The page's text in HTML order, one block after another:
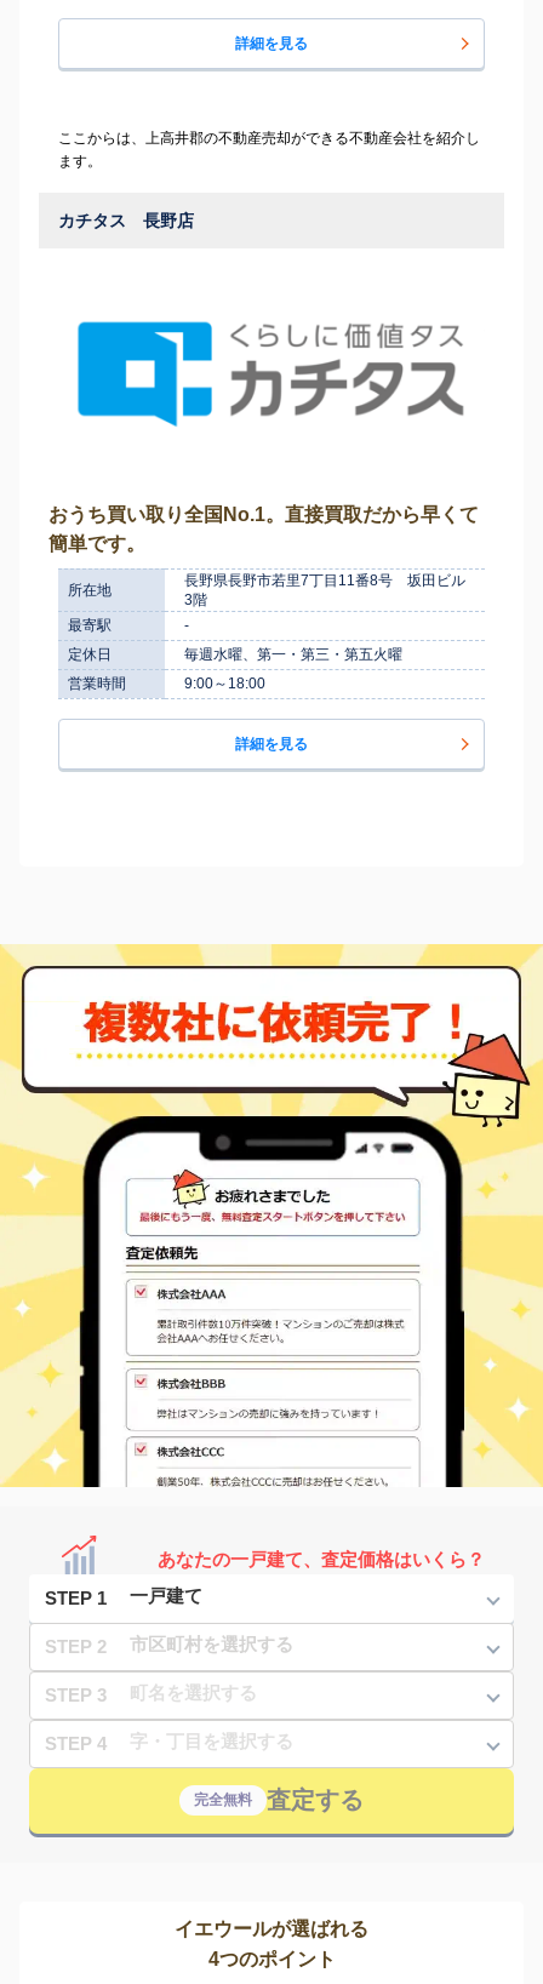
詳細を見る
ここからは、上高井郡の不動産売却ができる不動産会社を紹介し
ます。
カチタス 長野店
おうち買い取り全国No.1。直接買取だから早くて
簡単です。
所在地
長野県長野市若里7丁目11番8号 坂田ビル
3階
最寄駅
-
定休日
毎週水曜、第一・第三・第五火曜
営業時間
9:00～18:00
詳細を見る
あなたの一戸建て、査定価格はいくら？
STEP 1
STEP 2
STEP 3
STEP 4
完全無料 査定する
イエウールが選ばれる
4つのポイント